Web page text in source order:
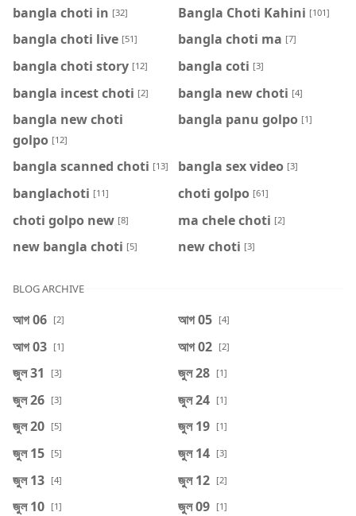
bangla choti in [32] Bangla Choti Kahini [101]
bangla choti live [51] bangla choti ma [7]
bangla choti story [12] bangla coti [3]
bangla incest choti [2] bangla new choti [4]
bangla new choti
golpo [12]
bangla panu golpo [1]
bangla scanned choti [13] bangla sex video [3]
banglachoti [11] choti golpo [61]
choti golpo new [8] ma chele choti [2]
new bangla choti [5] new choti [3]
BLOG ARCHIVE
আগ 06 [2] আগ 05 [4]
আগ 03 [1] আগ 02 [2]
জুল 31 [3] জুল 28 [1]
জুল 26 [3] জুল 24 [1]
জুল 20 [5] জুল 19 [1]
জুল 15 [5] জুল 14 [3]
জুল 13 [4] জুল 12 [2]
জুল 10 [1] জুল 09 [1]